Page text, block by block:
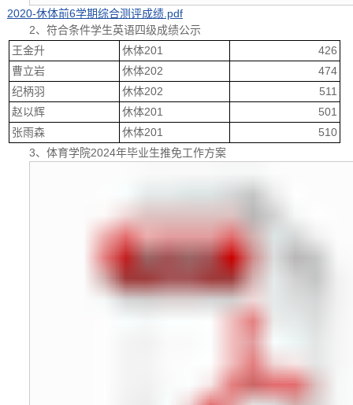
2020-休体前6学期综合测评成绩.pdf
2、符合条件学生英语四级成绩公示
王金升
休体201
426
曹立岩
休体202
474
纪柄羽
休体202
511
赵以辉
休体201
501
张雨森
休体201
510
3、体育学院2024年毕业生推免工作方案